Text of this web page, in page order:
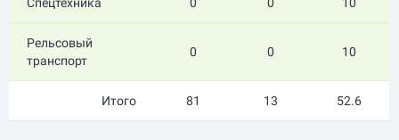
Рельсовый
транспорт
0 0 10
Итого 81 13 52.6